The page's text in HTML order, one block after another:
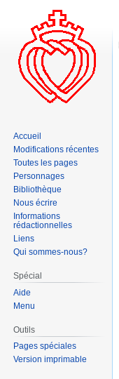
Accueil
Modifications récentes
Toutes les pages
Personnages
Bibliothèque
Nous écrire
Informations
rédactionnelles
Liens
Qui sommes-nous?
Spécial
Aide
Menu
Outils
Pages spéciales
Version imprimable